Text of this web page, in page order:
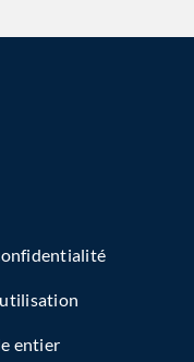
entier